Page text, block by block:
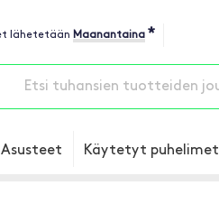
lähetetään Maanantaina *
Asusteet Käytetyt puhelimet